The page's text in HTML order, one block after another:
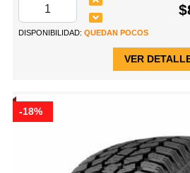
DISPONIBILIDAD: QUEDAN POCOS
VER
-18%